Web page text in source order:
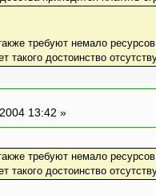
требуют немало
достоинство
13:42 »
требуют немало
достоинство